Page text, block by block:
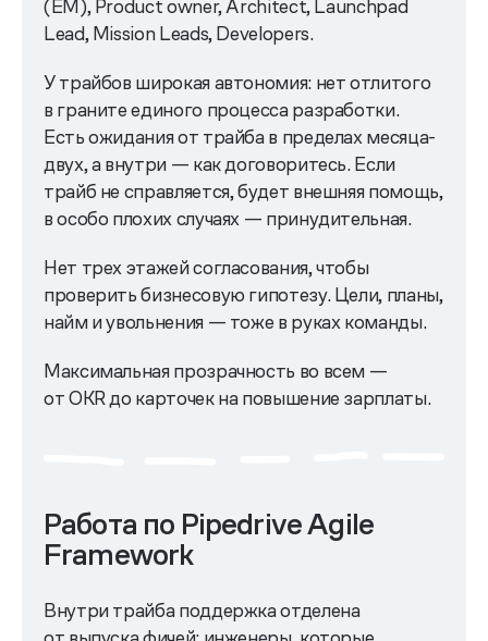
(EM), Product owner, Architect, Launchpad
Lead, Mission Leads, Developers.
У трайбов широкая автономия: нет отлитого
в граните единого процесса разработки.
Есть ожидания от трайба в пределах месяца-
двух, а внутри — как договоритесь. Если
трайб не справляется, будет внешняя помощь,
в особо плохих случаях — принудительная.
Нет трех этажей согласования, чтобы
проверить бизнесовую гипотезу. Цели, планы,
найм и увольнения — тоже в руках команды.
Максимальная прозрачность во всем —
от OKR до карточек на повышение зарплаты.
Работа по Pipedrive Agile
Framework
Внутри трайба поддержка отделена